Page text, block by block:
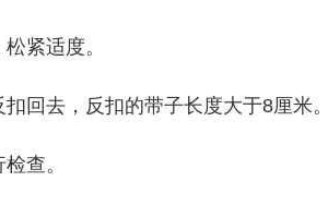
紧适度。
回去，反扣的带子长度大于8厘米
查。